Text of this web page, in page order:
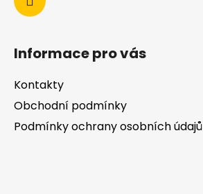
Informace pro vás
Kontakty
Obchodní podmínky
Podmínky ochrany osobních údajů